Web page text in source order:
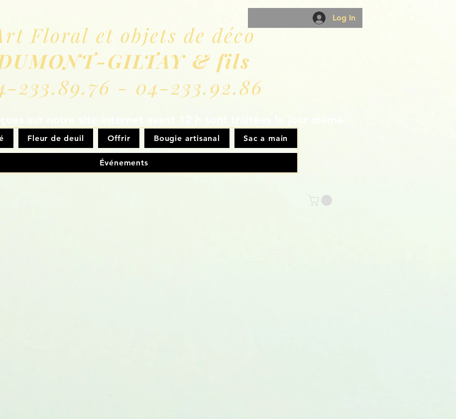
Floral et objets de déco
GILTAY & fils
233.89.76 - 04-233.92.86
Log In
Fleur de deuil Offrir Bougie artisanal Sac a main
Événements